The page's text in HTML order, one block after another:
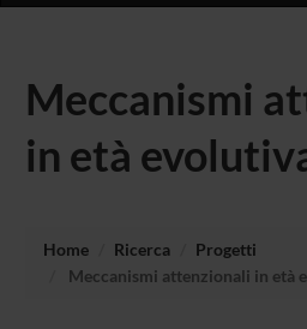
Meccanismi
in età
Home Ricerca
Progetti
Meccanismi attenzionali in età